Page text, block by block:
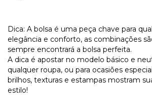
Dica: A bolsa é uma peça chave para
elegância e conforto, as combinações
sempre encontrará a bolsa perfeita.
A dica é apostar no modelo básico e
qualquer roupa, ou para ocasiões
brilhos, texturas e estampas mostram
estilo!